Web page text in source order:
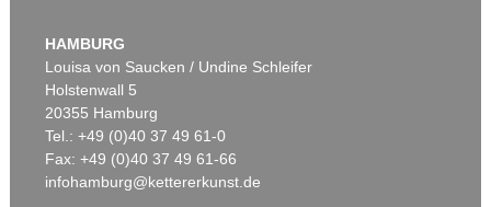
Ergebnis:€ 188.155
HAMBURG
Louisa von Saucken / Undine Schleifer
Holstenwall 5
20355 Hamburg
Tel.: +49 (0)40 37 49 61-0
Fax: +49 (0)40 37 49 61-66
infohamburg@kettererkunst.de